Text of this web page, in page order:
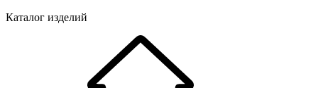
Каталог изделий